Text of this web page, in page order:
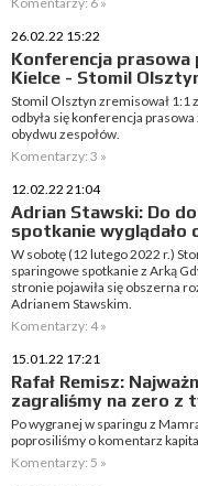
26.02.22 15:22
Konferencja prasowa
Kielce - Stomil
Stomil Olsztyn zremisował 1:1
odbyła się konferencja
obydwu zespołów.
Komentarzy: 3 »
12.02.22 21:04
Adrian Stawski: Do
spotkanie wyglądało
W sobotę (12 lutego 2022 r.)
sparingowe spotkanie z Arką
stronie pojawiła się obszerna
Adrianem Stawskim.
Komentarzy: 4 »
15.01.22 17:21
Rafał Remisz:
zagraliśmy na zero z
Po wygranej w sparingu z
poprosiliśmy o komentarz
Komentarzy: 5 »